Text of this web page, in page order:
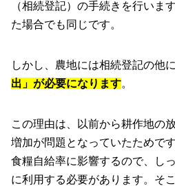
（相続登記）の手続きを行いま
た場合でも同じです。
しかし、農地には相続登記の他に
出」が必要になります。
この理由は、以前から耕作地の
増加が問題となっていたためで
食糧自給率に影響するので、し
に利用する必要があります。そ